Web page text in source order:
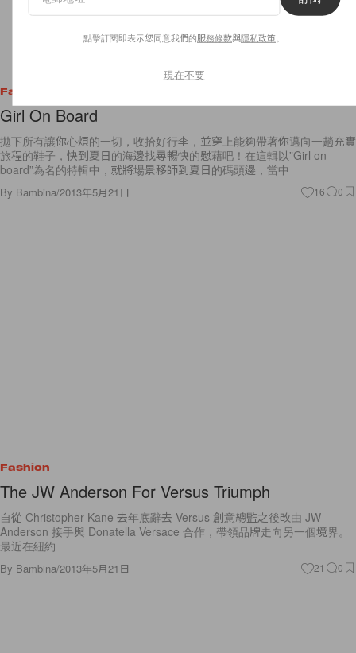
Fashion
Girl On Board
拋下所有讓你心煩的一切，收拾好行李，並穿上能夠帶著你邁向一趟充實
旅程的鞋子，快到夏日的海邊找尋暢快的慰藉吧！在這輯以”Girl on
board”為名的特輯中，就將場景移師到夏日的碼頭邊，當中
By Bambina/2013年5月21日 16 0
Fashion
The JW Anderson For Versus Triumph
自從 Christopher Kane 去年底辭去 Versus 創意總監之後改由 JW
Anderson 接手與 Donatella Versace 合作，帶領品牌走向另一個境界。
最近在紐約
By Bambina/2013年5月21日 21 0
點擊訂閱即表示您同意我們的服務條款與隱私政策
現在不要